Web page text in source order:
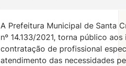
A Prefeitura Municipal de Santa
nº 14.133/2021, torna público
contratação de profissional
atendimento das necessidades